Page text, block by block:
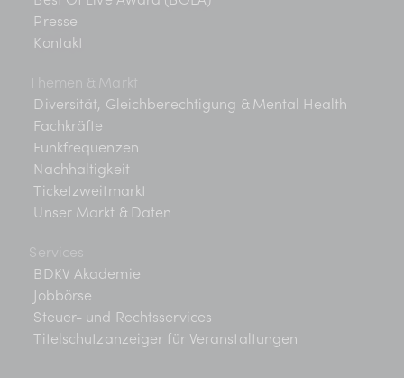
Presse
Kontakt
Themen & Markt
Diversität, Gleichberechtigung & Mental Health
Fachkräfte
Funkfrequenzen
Nachhaltigkeit
Ticketzweitmarkt
Unser Markt & Daten
Services
BDKV Akademie
Jobbörse
Steuer- und Rechtsservices
Titelschutzanzeiger für Veranstaltungen